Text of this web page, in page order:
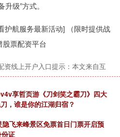
级”方式。
护航服务最新活动] （限时提供战
票配资平台
资线上开户入口提示：本文来自互
享哲页游《刀剑笑之霸刀》四大
，谁是你的江湖归宿？
飞来峰景区免票首日门票开启预
证